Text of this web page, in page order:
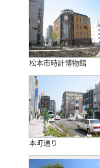
松本市時計博物館
本町通り